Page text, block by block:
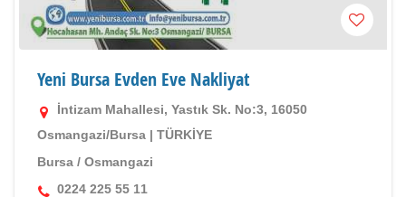
Yeni Bursa Evden Eve Nakliyat
İntizam Mahallesi, Yastık Sk. No:3, 16050
Osmangazi/Bursa | TÜRKİYE
Bursa / Osmangazi
0224 225 55 11